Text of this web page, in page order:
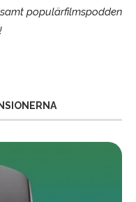
populärfilmspodden